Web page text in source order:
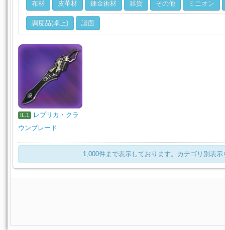
布材 皮革材 錬金術材 雑貨 その他 ミニオン
調度品(卓上) 譜面
IL.1
レプリカ・クラ
ウンブレード
1,000件まで表示しております。カテゴリ別表